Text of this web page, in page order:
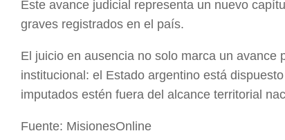
Este avance judicial representa un nuevo
graves registrados en el país.
El juicio en ausencia no solo marca un
institucional: el Estado argentino está
imputados estén fuera del alcance territorial
Fuente: MisionesOnline